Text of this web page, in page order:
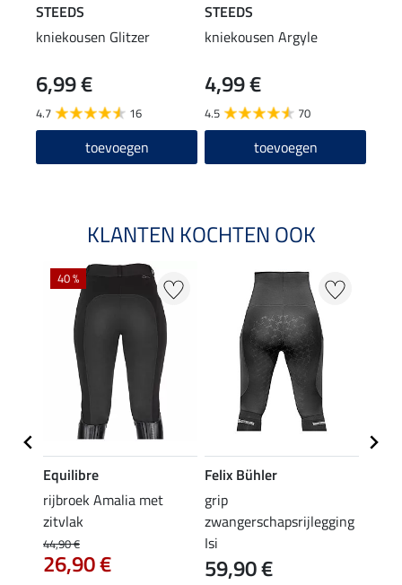
STEEDS
kniekousen Glitzer
6,99 €
4.7 16
toevoegen
STEEDS
kniekousen Argyle
4,99 €
4.5 70
toevoegen
KLANTEN KOCHTEN OOK
40 %
Equilibre
rijbroek Amalia met
zitvlak
44,90 €
26,90 €
Felix Bühler
grip
zwangerschapsrijlegging
Isi
59,90 €